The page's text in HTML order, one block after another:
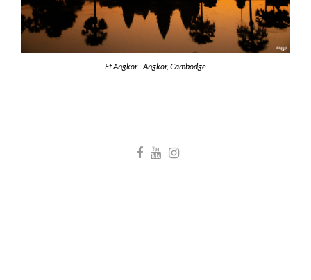
Et Angkor - Angkor, Cambodge